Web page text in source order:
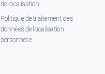
de localisation
Politique de traitement des
données de localisation
personnelle